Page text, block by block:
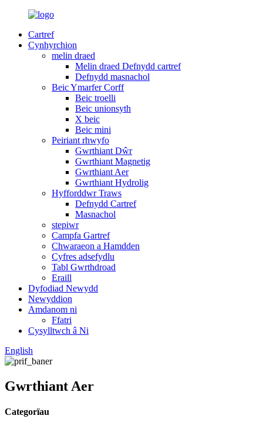
Cartref
Cynhyrchion
melin draed
Melin draed Defnydd cartref
Defnydd masnachol
Beic Ymarfer Corff
Beic troelli
Beic unionsyth
X beic
Beic mini
Peiriant rhwyfo
Gwrthiant Dŵr
Gwrthiant Magnetig
Gwrthiant Aer
Gwrthiant Hydrolig
Hyfforddwr Traws
Defnydd Cartref
Masnachol
stepiwr
Campfa Gartref
Chwaraeon a Hamdden
Cyfres adsefydlu
Tabl Gwrthdroad
Eraill
Dyfodiad Newydd
Newyddion
Amdanom ni
Ffatri
Cysylltwch â Ni
English
Gwrthiant Aer
Categorïau